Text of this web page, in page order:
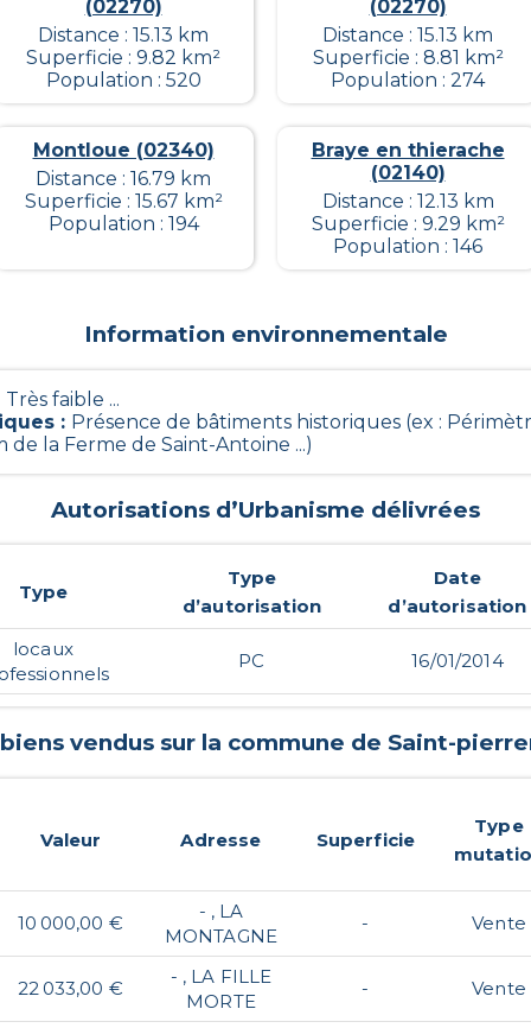
(02270)
Distance : 15.13 km
Superficie : 9.82 km²
Population : 520
(02270)
Distance : 15.13 km
Superficie : 8.81 km²
Population : 274
Montloue (02340)
Distance : 16.79 km
Superficie : 15.67 km²
Population : 194
Braye en thierache
(02140)
Distance : 12.13 km
Superficie : 9.29 km²
Population : 146
Information environnementale
Très faible ...
: Présence de bâtiments historiques (ex :
la Ferme de Saint-Antoine ...)
Autorisations d’Urbanisme délivrées
Type
Type
d’autorisation
Date
d’autorisation
locaux
PC 16/01/2014
vendus sur la commune de Saint-
Valeur Adresse Superficie
Type
10 000,00 €
- , LA
MONTAGNE
- Vente
22 033,00 €
- , LA FILLE
MORTE
- Vente